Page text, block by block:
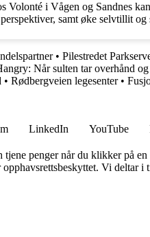
Volonté i Vågen og Sandnes
samt øke selvtillit
• Pilestredet
Når sulten tar overhånd
• Rødbergveien legesenter•
LinkedIn YouTube
penger når du klikker på en
Vi deltar